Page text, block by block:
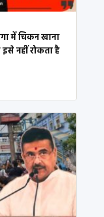
में चिकन खाना
नहीं रोकता है